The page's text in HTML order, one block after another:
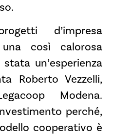
d’impresa
così calorosa
un’esperienza
Roberto Vezzelli,
Modena.
perché,
cooperativo è